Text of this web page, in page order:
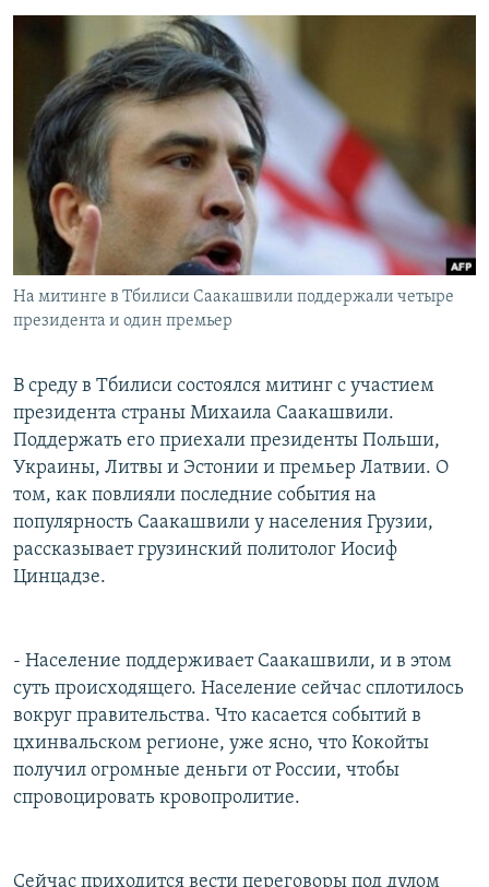
СИБИРЬ.РЕАЛИИ
РАСПИСАНИЕ ВЕЩАНИЯ
ПОДПИШИТЕСЬ НА РАССЫЛКУ
СОЦИАЛЬНЫЕ СЕТИ
На митинге в Тбилиси Саакашвили поддержали четыре
президента и один премьер
В среду в Тбилиси состоялся митинг с участием
президента страны Михаила Саакашвили.
Поддержать его приехали президенты Польши,
Украины, Литвы и Эстонии и премьер Латвии. О
том, как повлияли последние события на
популярность Саакашвили у населения Грузии,
рассказывает грузинский политолог Иосиф
Цинцадзе.
- Население поддерживает Саакашвили, и в этом
суть происходящего. Население сейчас сплотилось
вокруг правительства. Что касается событий в
цхинвальском регионе, уже ясно, что Кокойты
получил огромные деньги от России, чтобы
спровоцировать кровопролитие.
Cейчас приходится вести переговоры под дулом